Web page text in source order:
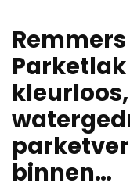
binnen…